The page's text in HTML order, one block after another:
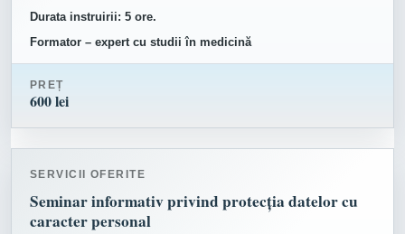
Durata instruirii: 5 ore.
Formator – expert cu studii în medicină
PREȚ
600 lei
SERVICII OFERITE
Seminar informativ privind protecția datelor cu
caracter personal